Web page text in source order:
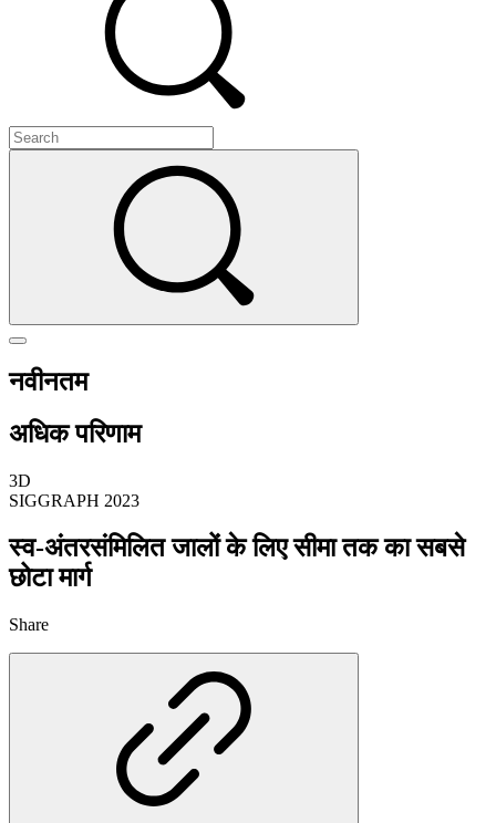
नवीनतम
अधिक परिणाम
3D
SIGGRAPH 2023
स्व-अंतरसंमिलित जालों के लिए सीमा तक का सबसे
छोटा मार्ग
Share